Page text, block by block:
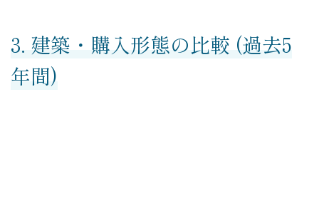
3. 建築・購入形態の比較 (過去5
年間)